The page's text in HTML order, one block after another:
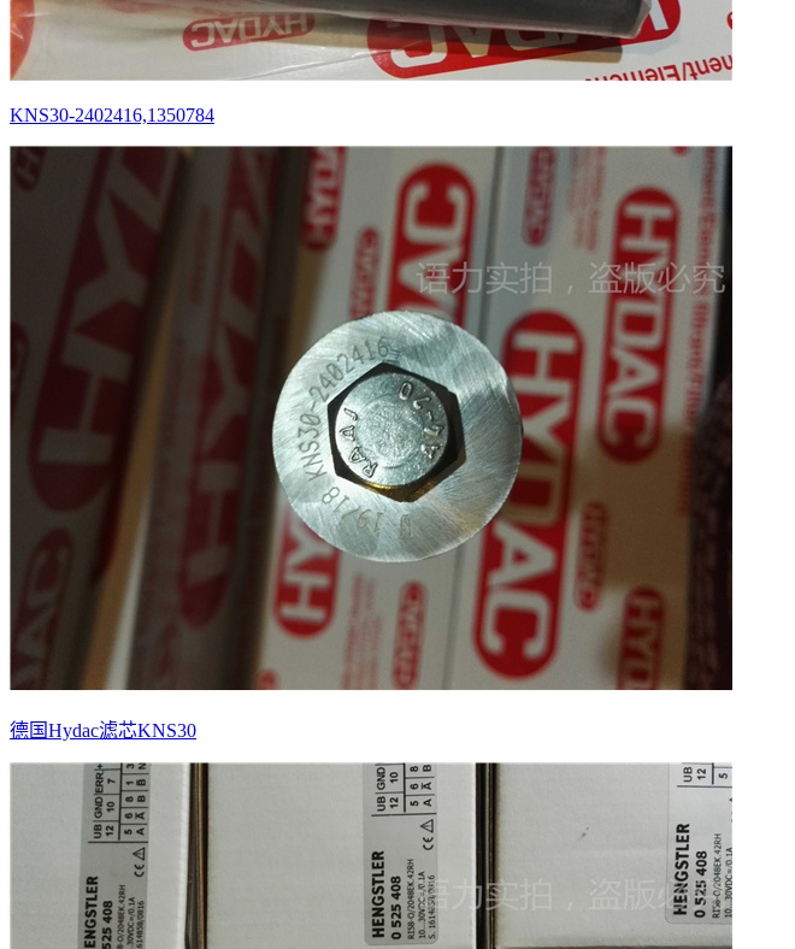
KNS30-2402416,1350784
德国Hydac滤芯KNS30